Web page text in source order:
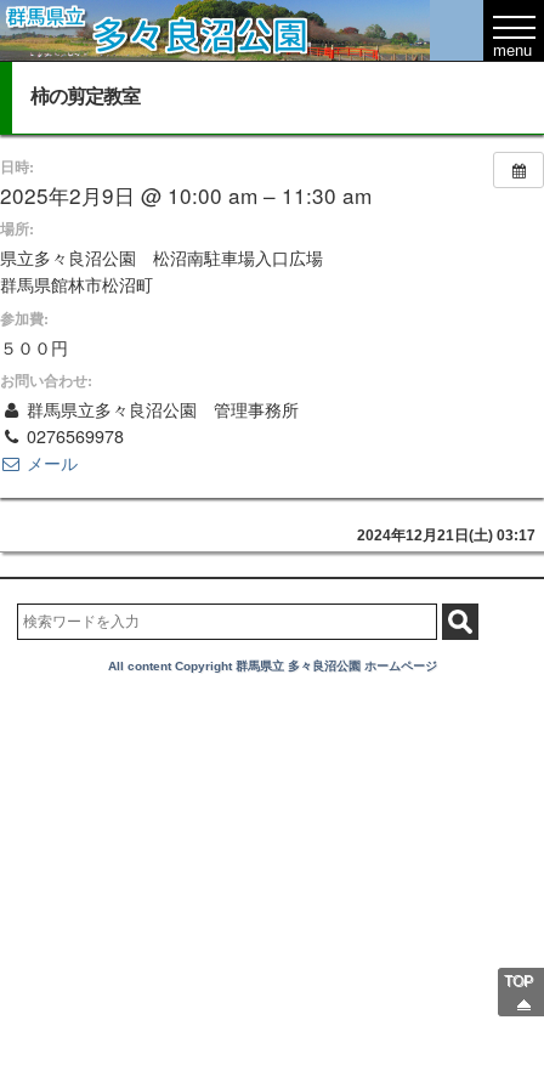
柿の剪定教室
日時:
2025年2月9日 @ 10:00 am – 11:30 am
場所:
県立多々良沼公園 松沼南駐車場入口広場
群馬県館林市松沼町
参加費:
５００円
お問い合わせ:
群馬県立多々良沼公園 管理事務所
0276569978
メール
2024年12月21日(土) 03:17
TOP
All content Copyright 群馬県立 多々良沼公園 ホームページ